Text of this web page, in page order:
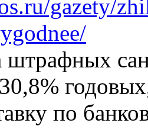
gazety/
30,8%
по